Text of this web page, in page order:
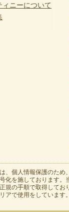
ィニーについて
、個人情報保護のた
化を施しております
規の手順で取得してお
アで使用をしています。